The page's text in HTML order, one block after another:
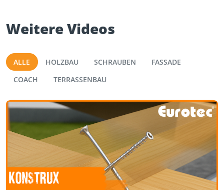
Weitere Videos
ALLE HOLZBAU SCHRAUBEN
FASSADE
COACH
TERRASSENBAU